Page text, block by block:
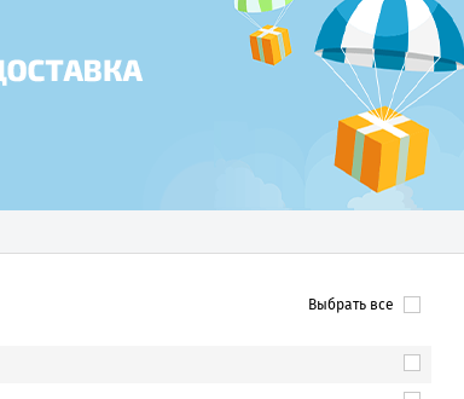
Выбрать все